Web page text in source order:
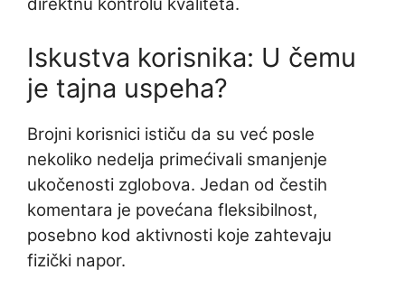
Iskustva korisnika: U čemu
je tajna uspeha?
Brojni korisnici ističu da su već posle
nekoliko nedelja primećivali smanjenje
ukočenosti zglobova. Jedan od čestih
komentara je povećana fleksibilnost,
posebno kod aktivnosti koje zahtevaju
fizički napor.